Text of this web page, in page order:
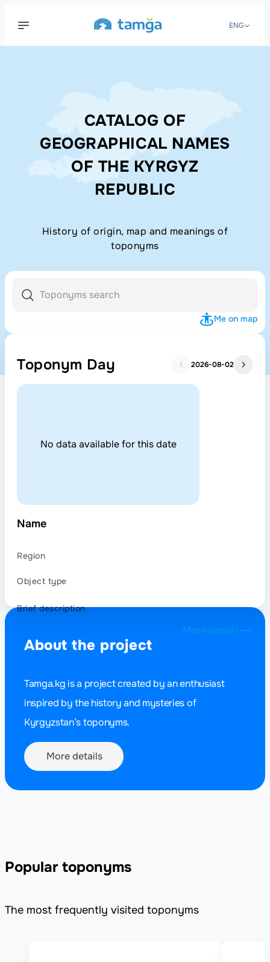
ENG
CATALOG OF
GEOGRAPHICAL NAMES
OF THE KYRGYZ
REPUBLIC
History of origin, map and meanings of
toponyms
Me on map
Toponym Day 2026-08-02
No data available for this date
Name
Region
Object type
Brief description
More details
About the project
Tamga.kg is a project created by an enthusiast
inspired by the history and mysteries of
Kyrgyzstan’s toponyms.
More details
Popular toponyms
The most frequently visited toponyms